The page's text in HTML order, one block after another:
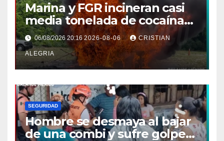
Marina y FGR incineran casi
media tonelada de cocaína
asegurada frente a las costas
de Chiapas
06/08/2026 20:16 2026-08-06 CRISTIAN
ALEGRIA
SEGURIDAD
Hombre se desmaya al bajar
de una combi y sufre golpe